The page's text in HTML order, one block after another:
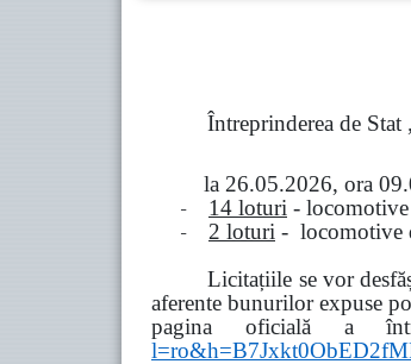
Întreprinderea de
la 26.05.2026, ora
- 14 loturi -
- 2 loturi - locomotive
Licitațiile se vor
aferente bunurilor expuse
pagina oficială a